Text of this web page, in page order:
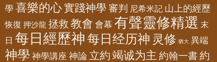
學 喜樂的心實踐神學 審判 尼希米記 山上的經歷
恢復 押沙龍 拯救 教會 會幕 有聲靈修精選 末
日 每日經歷神 每日经历神 灵修 猶大 異端
神學 神學講座 神論 立約 竭诚为主 約翰一書 約